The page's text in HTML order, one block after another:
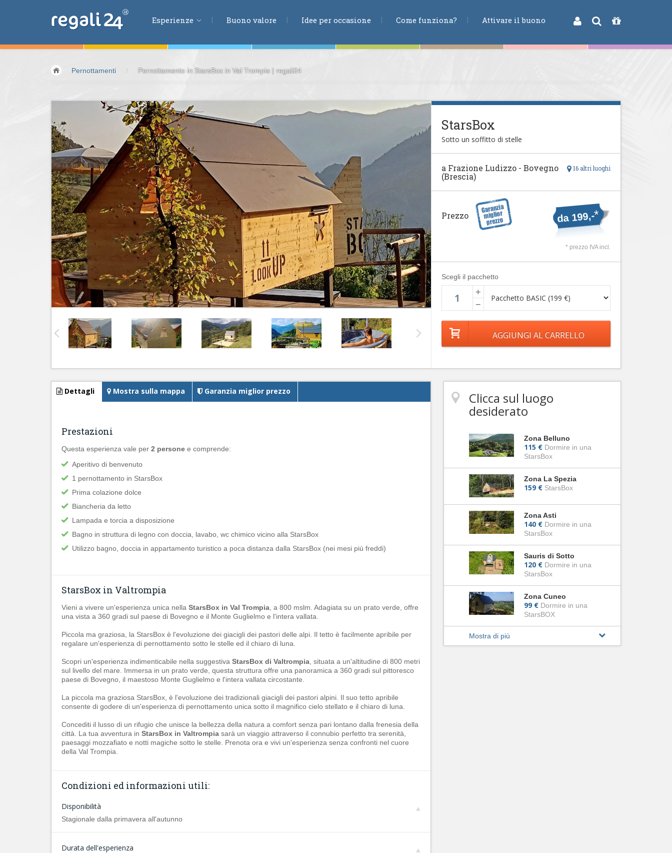
Esperienze
Volare &spazio
Avventura &
Sport & fitness
Mangiare &
Benessere &
Acqua &vento
Lifestyle &
fantasia
Kids &Family
Pernottamenti
Buono valore Idee per occasione Come funziona? Attivare il buono
Pernottamenti / Pernottamento in StarsBox in Val Trompia | regali24
StarsBox
Sotto un soffitto di stelle
16 altri luoghi
a Frazione Ludizzo - Bovegno
(Brescia)
da 199,-*
Prezzo
* prezzo IVA incl.
Scegli il pacchetto
+
−
Dettagli Mostra sulla mappa Garanzia miglior prezzo
Prestazioni
Questa esperienza vale per 2 persone e comprende:
Aperitivo di benvenuto
1 pernottamento in StarsBox
Prima colazione dolce
Biancheria da letto
Lampada e torcia a disposizione
Bagno in struttura di legno con doccia, lavabo, wc chimico vicino alla StarsBox
Utilizzo bagno, doccia in appartamento turistico a poca distanza dalla StarsBox (nei mesi più freddi)
StarsBox in Valtrompia
Vieni a vivere un'esperienza unica nella StarsBox in Val Trompia , a 800 mslm. Adagiata su un prato verde, offre
una vista a 360 gradi sul paese di Bovegno e il Monte Guglielmo e l'intera vallata.
Piccola ma graziosa, la StarsBox è l'evoluzione dei giacigli dei pastori delle alpi. Il tetto è facilmente apribile per
regalare un'esperienza di pernottamento sotto le stelle ed il chiaro di luna.
Scopri un'esperienza indimenticabile nella suggestiva StarsBox di Valtrompia , situata a un'altitudine di 800 metri
sul livello del mare. Immersa in un prato verde, questa struttura offre una panoramica a 360 gradi sul pittoresco
paese di Bovegno, il maestoso Monte Guglielmo e l'intera vallata circostante.
La piccola ma graziosa StarsBox, è l'evoluzione dei tradizionali giacigli dei pastori alpini. Il suo tetto apribile
consente di godere di un'esperienza di pernottamento unica sotto il magnifico cielo stellato e il chiaro di luna.
Concediti il lusso di un rifugio che unisce la bellezza della natura a comfort senza pari lontano dalla frenesia della
città. La tua avventura in StarsBox in Valtrompia sarà un viaggio attraverso il connubio perfetto tra serenità,
paesaggi mozzafiato e notti magiche sotto le stelle. Prenota ora e vivi un'esperienza senza confronti nel cuore
della Val Trompia.
Condizioni ed informazioni utili:
Disponibilità
Stagionale dalla primavera all'autunno
Durata dell'esperienza
Clicca sul luogo
desiderato
Zona Belluno
115 € Dormire in una
StarsBox
Zona La Spezia
159 € StarsBox
Zona Asti
140 € Dormire in una
StarsBox
Sauris di Sotto
120 € Dormire in una
StarsBox
Zona Cuneo
99 € Dormire in una
StarsBOX
Mostra di più